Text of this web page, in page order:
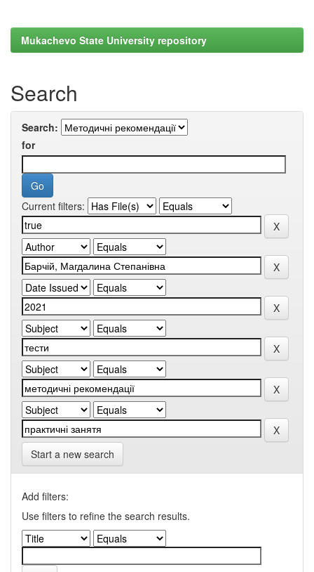
Mukachevo State University repository
Search
Search:
for
Current filters:
Start a new search
Add filters:
Use filters to refine the search results.